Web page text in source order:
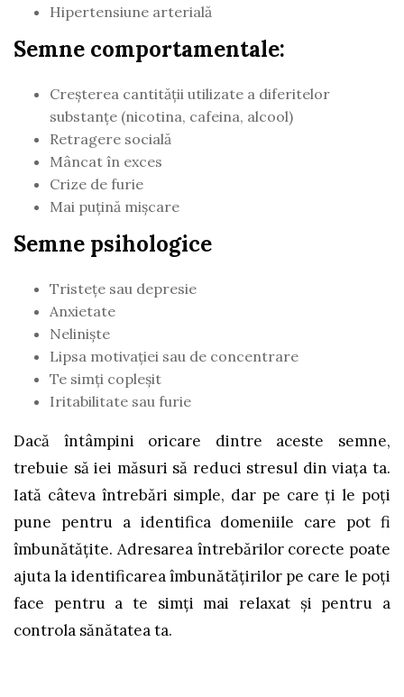
Hipertensiune arterială
Semne comportamentale:
Creşterea cantităţii utilizate a diferitelor
substanţe (nicotina, cafeina, alcool)
Retragere socială
Mâncat în exces
Crize de furie
Mai puţină mişcare
Semne psihologice
Tristeţe sau depresie
Anxietate
Nelinişte
Lipsa motivaţiei sau de concentrare
Te simţi copleşit
Iritabilitate sau furie
Dacă întâmpini oricare dintre aceste semne,
trebuie să iei măsuri să reduci stresul din viaţa ta.
Iată câteva întrebări simple, dar pe care ţi le poţi
pune pentru a identifica domeniile care pot fi
îmbunătăţite. Adresarea întrebărilor corecte poate
ajuta la identificarea îmbunătățirilor pe care le poţi
face pentru a te simți mai relaxat și pentru a
controla sănătatea ta.